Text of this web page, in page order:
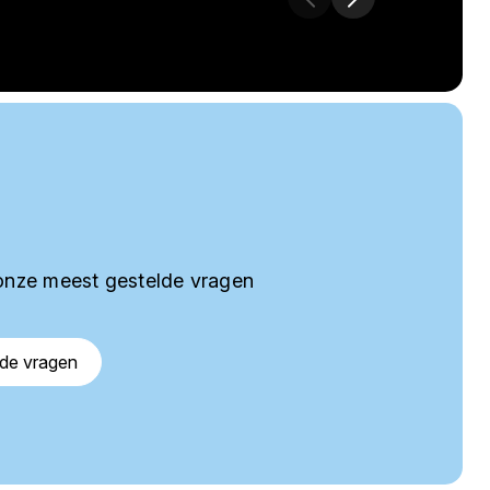
meest gestelde vragen
vragen